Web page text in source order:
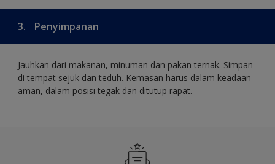
3. Penyimpanan
Jauhkan dari makanan, minuman dan pakan ternak. Simpan
di tempat sejuk dan teduh. Kemasan harus dalam keadaan
aman, dalam posisi tegak dan ditutup rapat.